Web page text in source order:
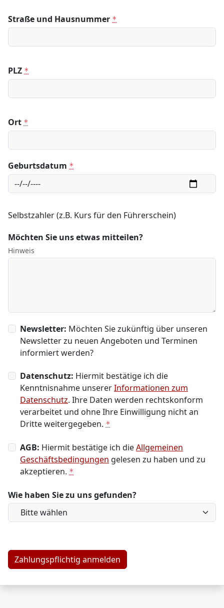
Straße und Hausnummer *
PLZ *
Ort *
Geburtsdatum *
Selbstzahler (z.B. Kurs für den Führerschein)
Möchten Sie uns etwas mitteilen?
Hinweis
Newsletter: Möchten Sie zukünftig über unseren
Newsletter zu neuen Angeboten und Terminen
informiert werden?
Datenschutz: Hiermit bestätige ich die
Kenntnisnahme unsererInformationen zum
Datenschutz. Ihre Daten werden rechtskonform
verarbeitet und ohne Ihre Einwilligung nicht an
Dritte weitergegeben. *
AGB: Hiermit bestätige ich dieAllgemeinen
Geschäftsbedingungen gelesen zu haben und zu
akzeptieren. *
Wie haben Sie zu uns gefunden?
Zahlungspflichtig anmelden
Bitte nicht ausfüllen.